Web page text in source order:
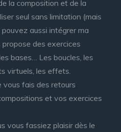
la composition et de la
seul sans limitation (mais
aussi intégrer ma
propose des exercices
bases… Les boucles, les
virtuels, les effets.
vous fais des retours
et vos exercices
vous fassiez plaisir dès le